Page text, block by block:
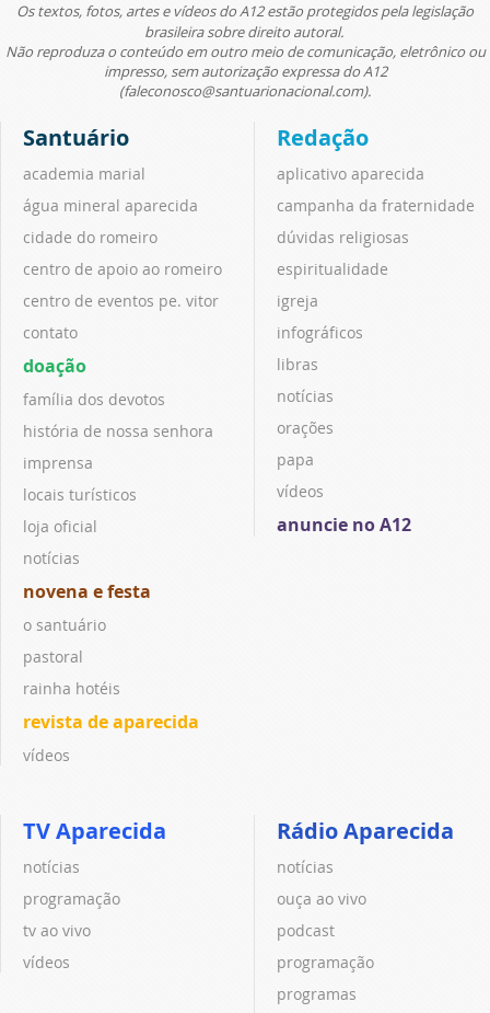
Os textos, fotos, artes e vídeos do A12 estão protegidos pela legislação
brasileira sobre direito autoral.
Não reproduza o conteúdo em outro meio de comunicação, eletrônico ou
impresso, sem autorização expressa do A12
(faleconosco@santuarionacional.com).
Santuário
academia marial
água mineral aparecida
cidade do romeiro
centro de apoio ao romeiro
centro de eventos pe. vitor
contato
doação
família dos devotos
história de nossa senhora
imprensa
locais turísticos
loja oficial
notícias
novena e festa
o santuário
pastoral
rainha hotéis
revista de aparecida
vídeos
Redação
aplicativo aparecida
campanha da fraternidade
dúvidas religiosas
espiritualidade
igreja
infográficos
libras
notícias
orações
papa
vídeos
anuncie no A12
TV Aparecida
notícias
programação
tv ao vivo
vídeos
Rádio Aparecida
notícias
ouça ao vivo
podcast
programação
programas